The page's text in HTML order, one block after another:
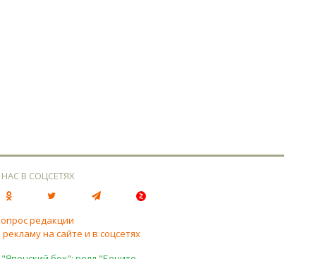
В СОЦСЕТЯХ
редакции
на сайте и в соцсетях